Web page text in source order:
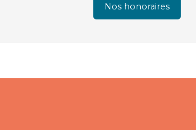
Nos honoraires